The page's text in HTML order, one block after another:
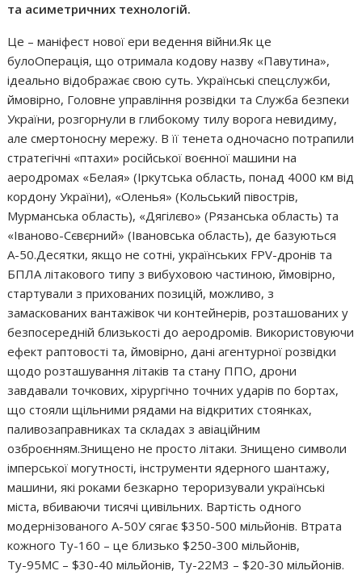
та асиметричних технологій.
Це – маніфест нової ери ведення війни.Як це
булоОперація, що отримала кодову назву «Павутина»,
ідеально відображає свою суть. Українські спецслужби,
ймовірно, Головне управління розвідки та Служба безпеки
України, розгорнули в глибокому тилу ворога невидиму,
але смертоносну мережу. В її тенета одночасно потрапили
стратегічні «птахи» російської воєнної машини на
аеродромах «Белая» (Іркутська область, понад 4000 км від
кордону України), «Оленья» (Кольський півострів,
Мурманська область), «Дягілєво» (Рязанська область) та
«Іваново-Сєвєрний» (Івановська область), де базуються
А-50.Десятки, якщо не сотні, українських FPV-дронів та
БПЛА літакового типу з вибуховою частиною, ймовірно,
стартували з прихованих позицій, можливо, з
замаскованих вантажівок чи контейнерів, розташованих у
безпосередній близькості до аеродромів. Використовуючи
ефект раптовості та, ймовірно, дані агентурної розвідки
щодо розташування літаків та стану ППО, дрони
завдавали точкових, хірургічно точних ударів по бортах,
що стояли щільними рядами на відкритих стоянках,
паливозаправниках та складах з авіаційним
озброєнням.Знищено не просто літаки. Знищено символи
імперської могутності, інструменти ядерного шантажу,
машини, які роками безкарно тероризували українські
міста, вбиваючи тисячі цивільних. Вартість одного
модернізованого А-50У сягає $350-500 мільйонів. Втрата
кожного Ту-160 – це близько $250-300 мільйонів,
Ту-95МС – $30-40 мільйонів, Ту-22М3 – $20-30 мільйонів.